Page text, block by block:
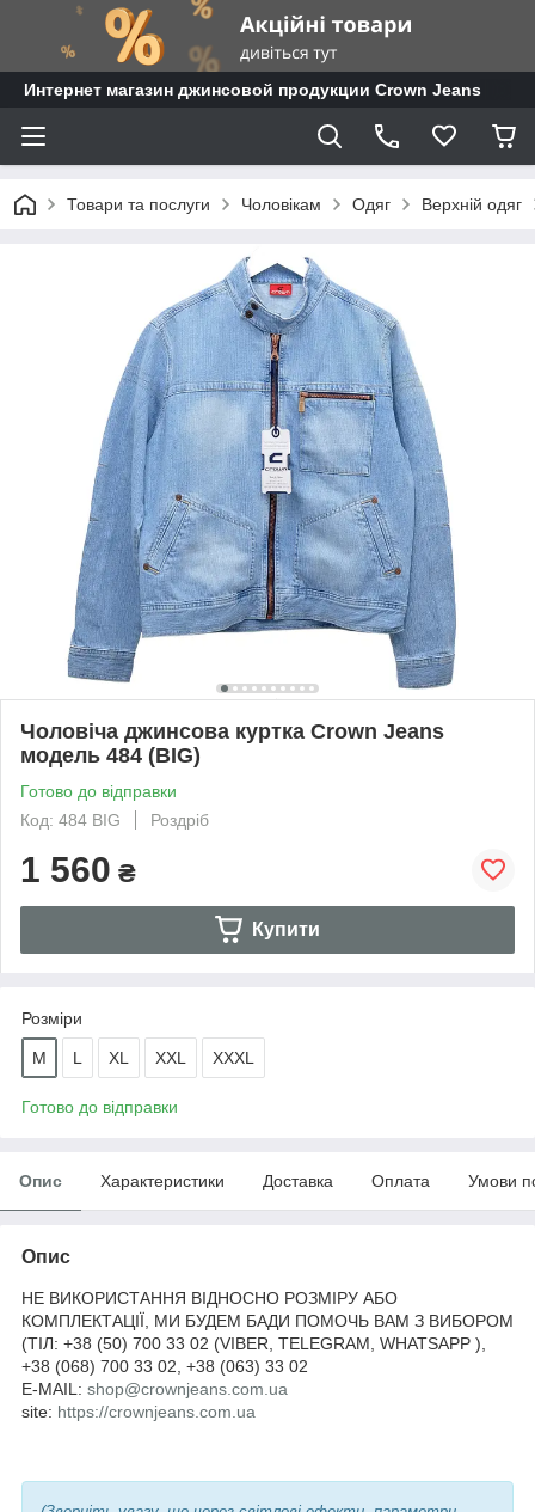
Интернет магазин джинсовой продукции Crown Jeans
Товари та послуги Чоловікам Одяг Верхній одяг
Чоловіча джинсова куртка Crown Jeans
модель 484 (BIG)
Готово до відправки
Код: 484 BIG
Роздріб
1 560 ₴
Купити
Розміри
M L XL XXL XXXL
Готово до відправки
Опис Характеристики Доставка Оплата Умови
Опис
НЕ ВИКОРИСТАННЯ ВІДНОСНО РОЗМІРУ АБО
КОМПЛЕКТАЦІЇ, МИ БУДЕМ БАДИ ПОМОЧЬ ВАМ З ВИБОРОМ
(ТІЛ: +38 (50) 700 33 02 (VIBER, TELEGRAM, WHATSAPP ),
+38 (068) 700 33 02, +38 (063) 33 02
E-MAIL: shop@crownjeans.com.ua
site: https://crownjeans.com.ua